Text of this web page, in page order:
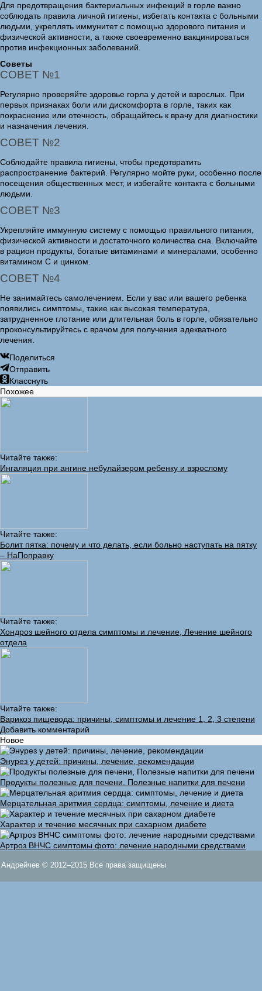
Для предотвращения бактериальных инфекций в горле важно
соблюдать правила личной гигиены, избегать контакта с больными
людьми, укреплять иммунитет с помощью здорового питания и
физической активности, а также своевременно вакцинироваться
против инфекционных заболеваний.
Советы
СОВЕТ №1
Регулярно проверяйте здоровье горла у детей и взрослых. При
первых признаках боли или дискомфорта в горле, таких как
покраснение или отечность, обращайтесь к врачу для диагностики
и назначения лечения.
СОВЕТ №2
Соблюдайте правила гигиены, чтобы предотвратить
распространение бактерий. Регулярно мойте руки, особенно после
посещения общественных мест, и избегайте контакта с больными
людьми.
СОВЕТ №3
Укрепляйте иммунную систему с помощью правильного питания,
физической активности и достаточного количества сна. Включайте
в рацион продукты, богатые витаминами и минералами, особенно
витамином C и цинком.
СОВЕТ №4
Не занимайтесь самолечением. Если у вас или вашего ребенка
появились симптомы, такие как высокая температура,
затрудненное глотание или длительная боль в горле, обязательно
проконсультируйтесь с врачом для получения адекватного
лечения.
Поделиться
Отправить
Класснуть
Похожее
Читайте также:
Ингаляция при ангине небулайзером ребенку и взрослому
Читайте также:
Болит пятка: почему и что делать, если больно наступать на пятку
– НаПоправку
Читайте также:
Хондроз шейного отдела симптомы и лечение, Лечение шейного
отдела
Читайте также:
Варикоз пищевода: причины, симптомы и лечение 1, 2, 3 степени
Добавить комментарий
Новое
Энурез у детей: причины, лечение, рекомендации
Продукты полезные для печени, Полезные напитки для печени
Мерцательная аритмия сердца: симптомы, лечение и диета
Характер и течение месячных при сахарном диабете
Артроз ВНЧС симптомы фото: лечение народными средствами
Андрейчев © 2012–2015 Все права защищены